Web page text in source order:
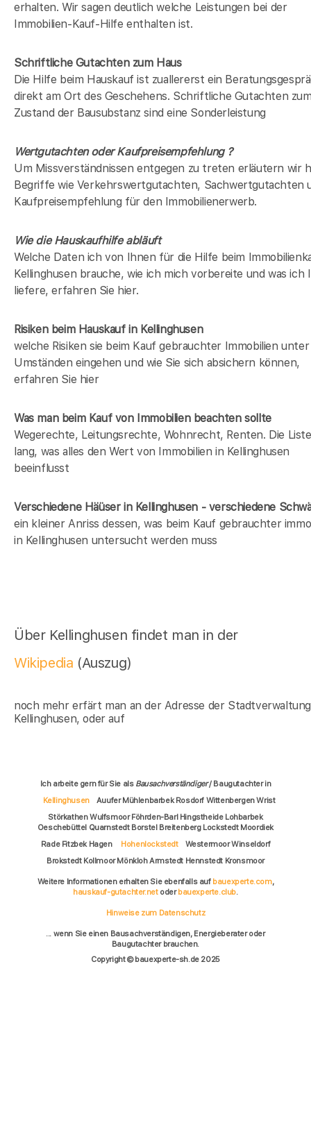
erhalten. Wir sagen deutlich welche Leistungen bei der
Immobilien-Kauf-Hilfe enthalten ist.
Schriftliche Gutachten zum Haus
Die Hilfe beim Hauskauf ist zuallererst ein
direkt am Ort des Geschehens. Schriftliche Gutachten
Zustand der Bausubstanz sind eine Sonderleistung
Wertgutachten oder Kaufpreisempfehlung ?
Um Missverständnissen entgegen zu treten erläutern wir
Begriffe wie Verkehrswertgutachten, Sachwertgutachten
Kaufpreisempfehlung für den Immobilienerwerb.
Wie die Hauskaufhilfe abläuft
Welche Daten ich von Ihnen für die Hilfe beim
Kellinghusen brauche, wie ich mich vorbereite und was ich
liefere, erfahren Sie hier.
Risiken beim Hauskaufin Kellinghusen
welche Risiken sie beim Kauf gebrauchter Immobilien unter
Umständen eingehen und wie Sie sich absichern können,
erfahren Sie hier
Was man beim Kauf von Immobilien beachten sollte
Wegerechte, Leitungsrechte, Wohnrecht, Renten. Die
lang, was alles den Wert von Immobilien in Kellinghusen
beeinflusst
Verschiedene Häüser in Kellinghusen - verschiedene
ein kleiner Anriss dessen, was beim Kauf gebrauchter
in Kellinghusen untersucht werden muss
Über Kellinghusen findet man in der
Wikipedia (Auszug)
noch mehr erfärt man an der Adresse der
Kellinghusen, oder auf
Ich arbeite gern für Sie als Bausachverständiger/ Baugutachter in
Kellinghusen
Auufer Mühlenbarbek Rosdorf Wittenbergen Wrist
Störkathen Wulfsmoor Föhrden-Barl Hingstheide Lohbarbek
Oeschebüttel Quarnstedt Borstel Breitenberg Lockstedt Moordiek
Rade Fitzbek Hagen
Hohenlockstedt
Westermoor Winseldorf
Brokstedt Kollmoor Mönkloh Armstedt Hennstedt Kronsmoor
Weitere Informationen erhalten Sie ebenfalls auf bauexperte.com,
hauskauf-gutachter.netoderbauexperte.club.
Hinweise zum Datenschutz
... wenn Sie einen Bausachverständigen, Energieberater oder
Baugutachter brauchen.
Copyright © bauexperte-sh.de 2025